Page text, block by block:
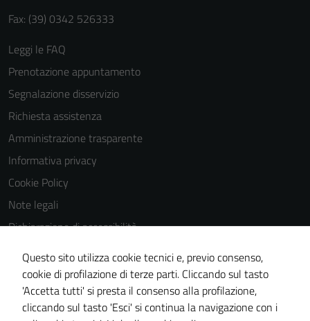
Fax: (39) 0342 526333
Leggi le FAQ
Prenotazione appuntamento
Segnalazione disservizio
Richiesta assistenza
Amministrazione trasparente
Informativa privacy
Cookie Policy
Note legali
Dichiarazione di accessibilità
Dichiarazione di accessibilità Servizi
Whistleblowing
Piano di miglioramento del sito
Area riservata
Questo sito utilizza cookie tecnici e, previo consenso,
cookie di profilazione di terze parti. Cliccando sul tasto
'Accetta tutti' si presta il consenso alla profilazione,
cliccando sul tasto 'Esci' si continua la navigazione con i